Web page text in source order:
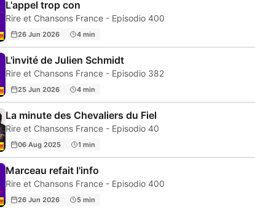
L'appel trop con
Rire et Chansons France - Episodio 400
26 Jun 2026 4 min
L'invité de Julien Schmidt
Rire et Chansons France - Episodio 382
25 Jun 2026 4 min
La minute des Chevaliers du Fiel
Rire et Chansons France - Episodio 40
06 Aug 2025 1 min
Marceau refait l'info
Rire et Chansons France - Episodio 400
26 Jun 2026 5 min